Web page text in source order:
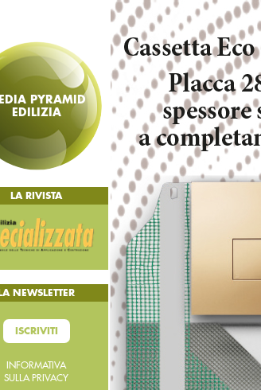
PYRAMID
EDILIZIA
LA RIVISTA
LA NEWSLETTER
ISCRIVITI
INFORMATIVA
SULLA PRIVACY